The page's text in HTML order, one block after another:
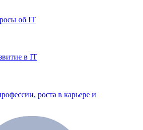
об IT
в IT
роста в карьере и